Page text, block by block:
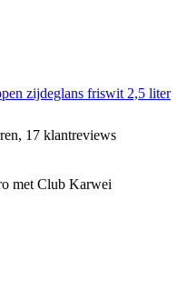
zijdeglans friswit 2,5 liter
17 klantreviews
met Club Karwei